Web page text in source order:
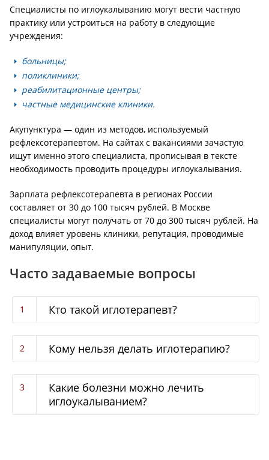
Специалисты по иглоукалыванию могут вести частную
практику или устроиться на работу в следующие
учреждения:
больницы;
поликлиники;
реабилитационные центры;
частные медицинские клиники.
Акупунктура — один из методов, используемый
рефлексотерапевтом. На сайтах с вакансиями зачастую
ищут именно этого специалиста, прописывая в тексте
необходимость проводить процедуры иглоукалывания.
Зарплата рефлексотерапевта в регионах России
составляет от 30 до 100 тысяч рублей. В Москве
специалисты могут получать от 70 до 300 тысяч рублей. На
доход влияет уровень клиники, репутация, проводимые
манипуляции, опыт.
Часто задаваемые вопросы
Кто такой иглотерапевт?
Кому нельзя делать иглотерапию?
Какие болезни можно лечить
иглоукалыванием?